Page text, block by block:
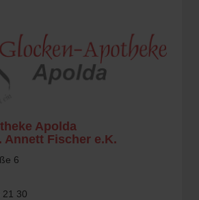
Apolda
Annett Fischer e.K.
6
21 30